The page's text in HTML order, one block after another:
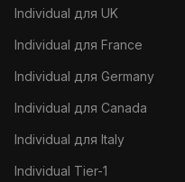
Individual для UK
Individual для France
Individual для Germany
Individual для Canada
Individual для Italy
Individual Tier-1